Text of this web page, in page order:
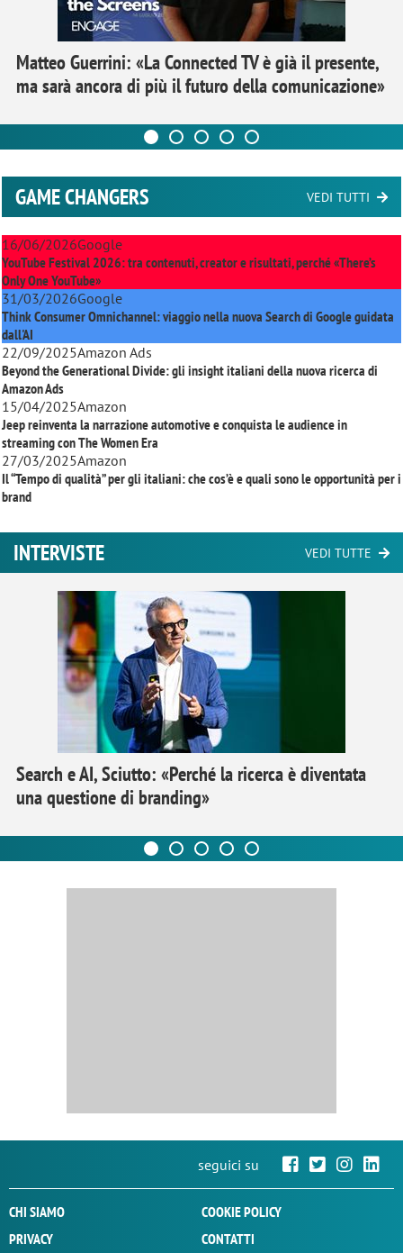
Matteo Guerrini: «La Connected TV è già il presente,
ma sarà ancora di più il futuro della comunicazione»
GAME CHANGERS VEDI TUTTI
16/06/2026Google
YouTube Festival 2026: tra contenuti, creator e risultati, perché «There’s
Only One YouTube»
31/03/2026Google
Think Consumer Omnichannel: viaggio nella nuova Search di Google guidata
dall'AI
22/09/2025Amazon Ads
Beyond the Generational Divide: gli insight italiani della nuova ricerca di
Amazon Ads
15/04/2025Amazon
Jeep reinventa la narrazione automotive e conquista le audience in
streaming conThe Women Era
27/03/2025Amazon
Il “Tempo di qualità” per gli italiani: che cos’è e quali sono le opportunità per i
brand
INTERVISTE VEDI TUTTE
Search e AI, Sciutto: «Perché la ricerca è diventata
una questione di branding»
seguici su
CHI SIAMO
COOKIE POLICY
PRIVACY
CONTATTI